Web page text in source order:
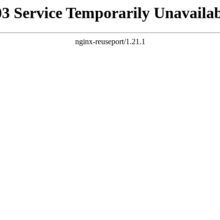
Service Temporarily
nginx-reuseport/1.21.1